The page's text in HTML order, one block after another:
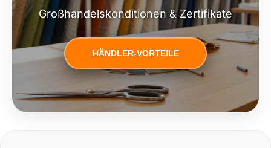
Großhandelskonditionen & Zertifikate
HÄNDLER-VORTEILE